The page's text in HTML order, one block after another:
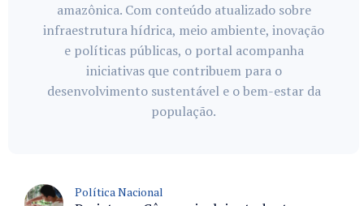
amazônica. Com conteúdo atualizado sobre
infraestrutura hídrica, meio ambiente, inovação
e políticas públicas, o portal acompanha
iniciativas que contribuem para o
desenvolvimento sustentável e o bem-estar da
população.
Política Nacional